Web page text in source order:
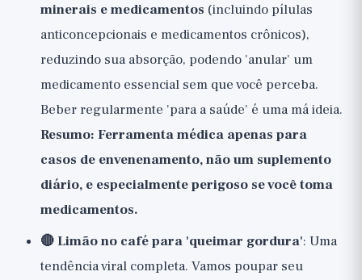
minerais e medicamentos (incluindo pílulas
anticoncepcionais e medicamentos crônicos),
reduzindo sua absorção, podendo 'anular' um
medicamento essencial sem que você perceba.
Beber regularmente 'para a saúde' é uma má ideia.
Resumo: Ferramenta médica apenas para
casos de envenenamento, não um suplemento
diário, e especialmente perigoso se você toma
medicamentos.
🔴 Limão no café para 'queimar gordura': Uma
tendência viral completa. Vamos poupar seu